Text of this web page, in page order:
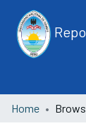
Home